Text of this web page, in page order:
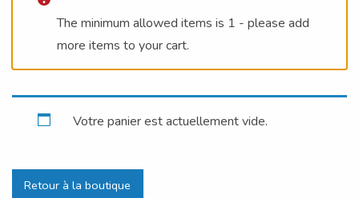
The minimum allowed items is 1 - please add
more items to your cart.
Votre panier est actuellement vide.
Retour à la boutique